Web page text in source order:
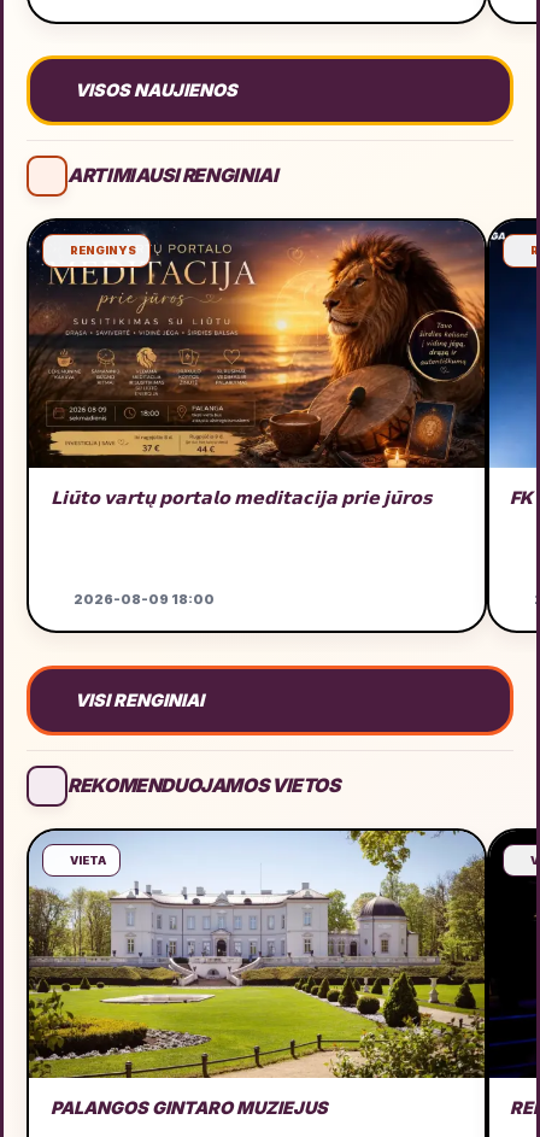
VISOS NAUJIENOS
ARTIMIAUSI RENGINIAI
RENGINYS
𝗟𝗶𝘂̄𝘁𝗼 𝘃𝗮𝗿𝘁𝘂̨ 𝗽𝗼𝗿𝘁𝗮𝗹𝗼 𝗺𝗲𝗱𝗶𝘁𝗮𝗰𝗶𝗷𝗮 𝗽𝗿𝗶𝗲 𝗷𝘂̄𝗿𝗼𝘀
2026-08-09 18:00
FK
VISI RENGINIAI
REKOMENDUOJAMOS VIETOS
VIETA
PALANGOS GINTARO MUZIEJUS